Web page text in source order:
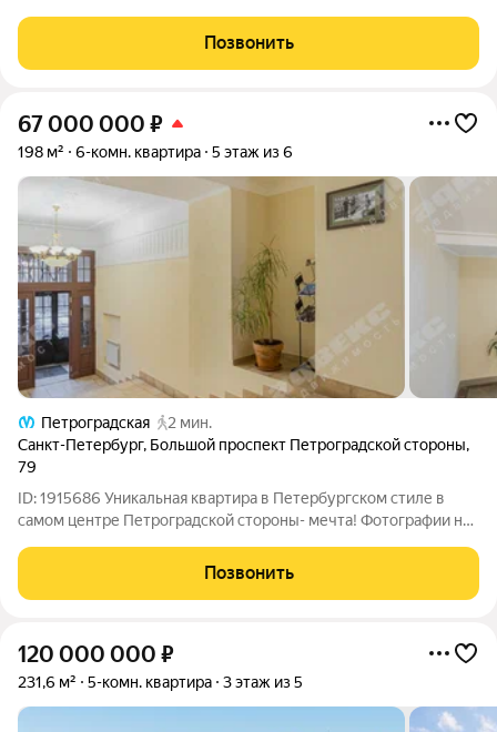
большой кухней-гостиной. Ремонт выполнен из
высококачественных материалов, в
Позвонить
67 000 000 ₽
198 м² 6-комн. квартира 5 этаж из 6
Петроградская
2 мин.
Санкт-Петербург, Большой проспект Петроградской стороны,
79
ID: 1915686 Уникальная квартира в Петербургском стиле в
самом центре Петроградской стороны- мечта! Фотографии не
Фактический адрес - Петропавловская 4. Преимущества дома:
экологичность здания,
Позвонить
120 000 000 ₽
231,6 м² 5-комн. квартира 3 этаж из 5